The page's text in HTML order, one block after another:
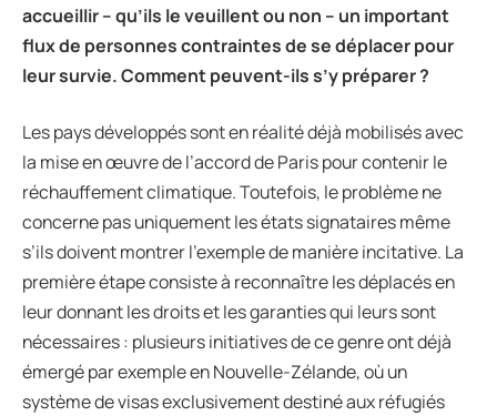
accueillir–qu’ils le veuillent ou non – un important
flux de personnes contraintes de se déplacer pour
leur survie. Comment peuvent-ils s’y préparer ?
Les pays développés sont en réalité déjà mobilisés avec
la mise en œuvre de l’accord de Paris pour contenir le
réchauffement climatique. Toutefois, le problème ne
concerne pas uniquement les états signataires même
s’ils doivent montrer l’exemple de manière incitative. La
première étape consiste à reconnaître les déplacés en
leur donnant les droits et les garanties qui leurs sont
nécessaires : plusieurs initiatives de ce genre ont déjà
émergé par exemple en Nouvelle-Zélande, où un
système de visas exclusivement destiné aux réfugiés